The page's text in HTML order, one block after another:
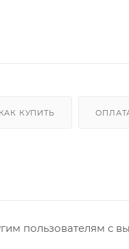
КАК КУПИТЬ
пользователям с